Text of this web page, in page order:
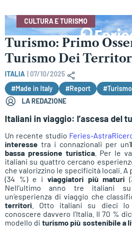
CULTURA E TURISMO
Turismo: Primo
Turismo Dei
ITALIA
07/10/2025
#Made in Italy
#Report
#Turismo
LA REDAZIONE
Italiani in viaggio: l’ascesa del
Un recente studio Feries-
interesse tra i connazionali per un’
bassa pressione turistica. Per le
italiani su quattro cercano
che valorizzino le specificità locali. A
(34 %) e i viaggiatori più maturi
Nell’ultimo anno tre italiani
un’esperienza di viaggio che
territori . Otto italiani su dieci
conoscere davvero l’Italia. Il 70 %
modello di turismo più sostenibile a